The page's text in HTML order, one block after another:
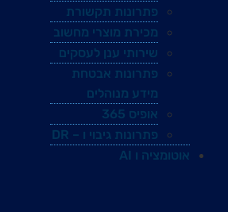
פתרונות תקשורת
מכירת מוצרי מחשוב
שירותי ענן לעסקים
פתרונות אבטחת
מידע מנוהלים
אופיס 365
פתרונות גיבוי ו – DR
אוטומציה ו AI